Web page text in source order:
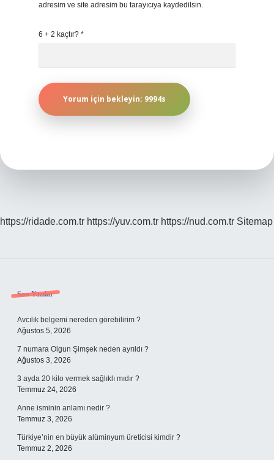
adresim ve site adresim bu tarayıcıya kaydedilsin.
6 + 2 kaçtır? *
https://ridade.com.tr https://yuv.com.tr https://nud.com.tr Sitemap
Sidebar
Son Yazılar
Avcılık belgemi nereden görebilirim ?
Ağustos 5, 2026
7 numara Olgun Şimşek neden ayrıldı ?
Ağustos 3, 2026
3 ayda 20 kilo vermek sağlıklı mıdır ?
Temmuz 24, 2026
Anne isminin anlamı nedir ?
Temmuz 3, 2026
Türkiye’nin en büyük alüminyum üreticisi kimdir ?
Temmuz 2, 2026